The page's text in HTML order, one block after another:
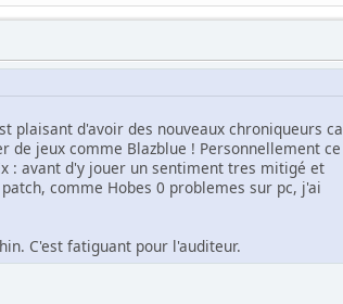
plaisant d'avoir des nouveaux chroniqueurs ca
de jeux comme Blazblue ! Personnellement ce
: avant d'y jouer un sentiment tres mitigé et
comme Hobes 0 problemes sur pc, j'ai
C'est fatiguant pour l'auditeur.